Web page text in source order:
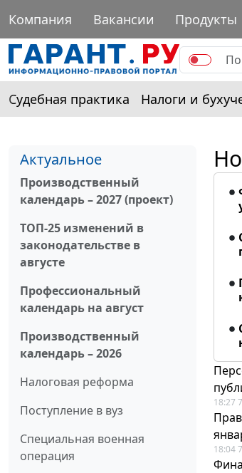
Компания Вакансии Продукты
Судебная практика Налоги и
Актуальное
Производственный
календарь – 2027 (проект)
ТОП-25 изменений в
законодательстве в
августе
Профессиональный
календарь на август
Производственный
календарь – 2026
Налоговая реформа
Поступление в вуз
Специальная военная
операция
18:27
18:04